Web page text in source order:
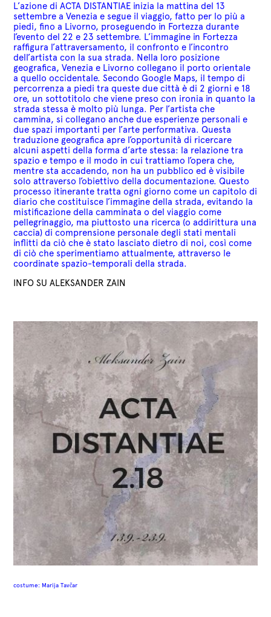
L’azione di ACTA DISTANTIAE inizia la mattina del 13
settembre a Venezia e segue il viaggio, fatto per lo più a
piedi, fino a Livorno, proseguendo in Fortezza durante
l’evento del 22 e 23 settembre. L’immagine in Fortezza
raffigura l’attraversamento, il confronto e l’incontro
dell’artista con la sua strada. Nella loro posizione
geografica, Venezia e Livorno collegano il porto orientale
a quello occidentale. Secondo Google Maps, il tempo di
percorrenza a piedi tra queste due città è di 2 giorni e 18
ore, un sottotitolo che viene preso con ironia in quanto la
strada stessa è molto più lunga. Per l’artista che
cammina, si collegano anche due esperienze personali e
due spazi importanti per l’arte performativa. Questa
traduzione geografica apre l’opportunità di ricercare
alcuni aspetti della forma d’arte stessa: la relazione tra
spazio e tempo e il modo in cui trattiamo l’opera che,
mentre sta accadendo, non ha un pubblico ed è visibile
solo attraverso l’obiettivo della documentazione. Questo
processo itinerante tratta ogni giorno come un capitolo di
diario che costituisce l’immagine della strada, evitando la
mistificazione della camminata o del viaggio come
pellegrinaggio, ma piuttosto una ricerca (o addirittura una
caccia) di comprensione personale degli stati mentali
inflitti da ciò che è stato lasciato dietro di noi, così come
di ciò che sperimentiamo attualmente, attraverso le
coordinate spazio-temporali della strada.
INFO SU ALEKSANDER ZAIN
costume: Marija Tavčar